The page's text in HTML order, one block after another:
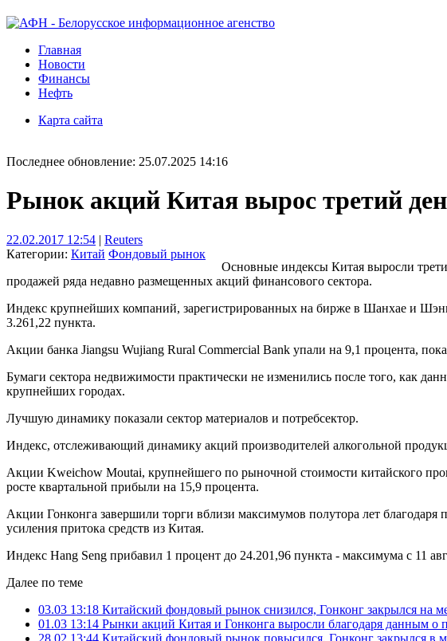
Главная
Новости
Финансы
Нефть
Карта сайта
Последнее обновление: 25.07.2025 14:16
Рынок акций Китая вырос третий
22.02.2017 12:54 | Reuters
Категории: Китай Фондовый рынок
Основные индексы Китая выросли
продажей ряда недавно размещенных акций финансового сектора.
Индекс крупнейших компаний, зарегистрированных на бирже в Шанхае и
3.261,22 пункта.
Акции банка Jiangsu Wujiang Rural Commercial Bank упали на 9,1 процента,
Бумаги сектора недвижимости практически не изменились после того, как
крупнейших городах.
Лучшую динамику показали сектор материалов и потребсектор.
Индекс, отслеживающий динамику акций производителей алкогольной
Акции Kweichow Moutai, крупнейшего по рыночной стоимости китайского
росте квартальной прибыли на 15,9 процента.
Акции Гонконга завершили торги вблизи максимумов полутора лет благодаря
усиления притока средств из Китая.
Индекс Hang Seng прибавил 1 процент до 24.201,96 пункта - максимума с 11
Далее по теме
03.03 13:18 Китайский фондовый рынок снизился, Гонконг закрылся на
01.03 13:14 Рынки акций Китая и Гонконга выросли благодаря данным о
28.02 13:44 Китайский фондовый рынок повысился, Гонконг закрылся в